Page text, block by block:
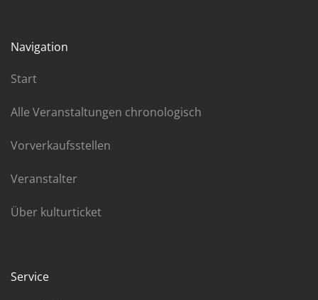
Navigation
Start
Alle Veranstaltungen chronologisch
Vorverkaufsstellen
Veranstalter
Über kulturticket
Service